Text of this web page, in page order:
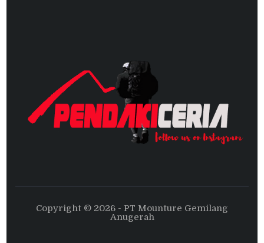
Copyright © 2026 - PT Mounture Gemilang
Anugerah